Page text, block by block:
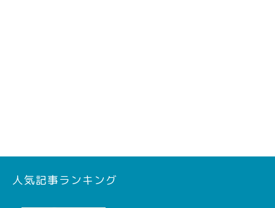
人気記事ランキング